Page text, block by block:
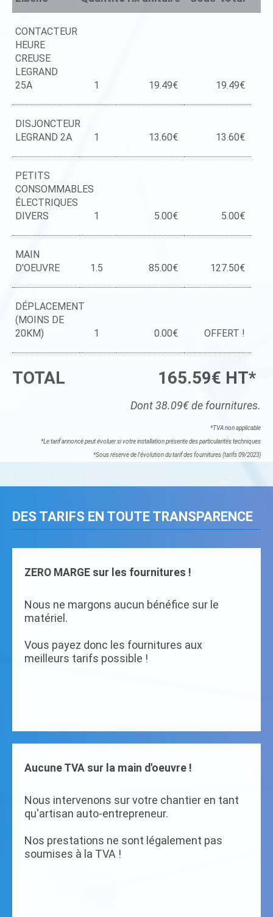
CONTACTEUR
HEURE
CREUSE
LEGRAND
25A
1 19.49€ 19.49€
DISJONCTEUR
LEGRAND 2A
1 13.60€ 13.60€
PETITS
CONSOMMABLES
ÉLECTRIQUES
DIVERS
1 5.00€ 5.00€
MAIN
D'OEUVRE
1.5 85.00€ 127.50€
DÉPLACEMENT
(MOINS DE
20KM)
1 0.00€ OFFERT !
TOTAL 165.59€ HT*
Dont 38.09€ de fournitures.
*TVA non applicable
*Le tarif annoncé peut évoluer si votre installation présente des particularités techniques
*Sous réserve de l'évolution du tarif des fournitures (tarifs 09/2023)
DES TARIFS EN TOUTE TRANSPARENCE
ZERO MARGE sur les fournitures !
Nous ne margons aucun bénéfice sur le
matériel.
Vous payez donc les fournitures aux
meilleurs tarifs possible !
Aucune TVA sur la main d'oeuvre !
Nous intervenons sur votre chantier en tant
qu'artisan auto-entrepreneur.
Nos prestations ne sont légalement pas
soumises à la TVA !